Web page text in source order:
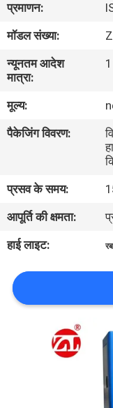
बारे
में
कारखाना
भ्रमण
नियंत्रण
संपर्क
करें
समाचार
प्रमाणन:
मॉडल संख्या:
न्यूनतम आदेश
मात्रा:
मूल्य:
पैकेजिंग विवरण:
प्रसव के समय:
आपूर्ति की क्षमता:
हाई लाइट: